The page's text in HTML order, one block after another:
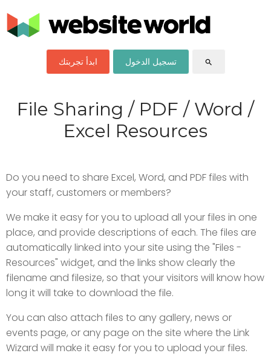
ابدأ تجربتك تسجيل الدخول search
File Sharing / PDF / Word /
Excel Resources
Do you need to share Excel, Word, and PDF files with
your staff, customers or members?
We make it easy for you to upload all your files in one
place, and provide descriptions of each. The files are
automatically linked into your site using the "Files -
Resources" widget, and the links show clearly the
filename and filesize, so that your visitors will know how
long it will take to download the file.
You can also attach files to any gallery, news or
events page, or any page on the site where the Link
Wizard will make it easy for you to upload your files.